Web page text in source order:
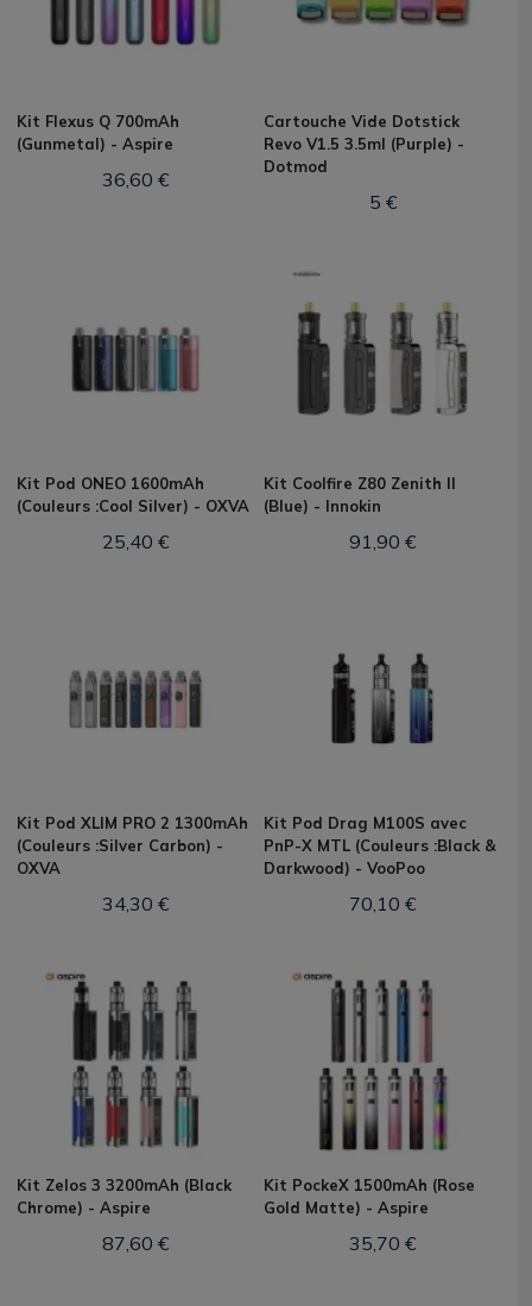
Kit Flexus Q 700mAh
(Gunmetal) - Aspire
36,60 €
Cartouche Vide Dotstick
Revo V1.5 3.5ml (Purple) -
Dotmod
5 €
Kit Pod ONEO 1600mAh
(Couleurs :Cool Silver) - OXVA
25,40 €
Kit Coolfire Z80 Zenith II
(Blue) - Innokin
91,90 €
Kit Pod XLIM PRO 2 1300mAh
(Couleurs :Silver Carbon) -
OXVA
34,30 €
Kit Pod Drag M100S avec
PnP-X MTL (Couleurs :Black &
Darkwood) - VooPoo
70,10 €
Kit Zelos 3 3200mAh (Black
Chrome) - Aspire
87,60 €
Kit PockeX 1500mAh (Rose
Gold Matte) - Aspire
35,70 €